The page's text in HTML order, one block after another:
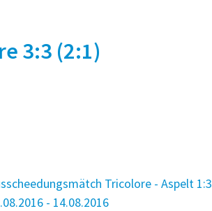
3:3 (2:1)
Tricolore - Aspelt 1:3
- 14.08.2016